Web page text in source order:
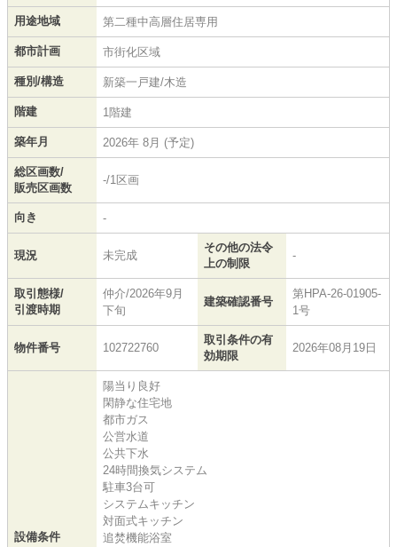
用途地域 第二種中高層住居専用
都市計画 市街化区域
種別/構造 新築一戸建/木造
階建 1階建
築年月 2026年 8月 (予定)
総区画数/
販売区画数
-/1区画
向き -
現況 未完成
その他の法令
上の制限
-
取引態様/
引渡時期
仲介/2026年9月
下旬
建築確認番号
第HPA-26-01905-
1号
物件番号 102722760
取引条件の有
効期限
2026年08月19日
設備条件
陽当り良好
閑静な住宅地
都市ガス
公営水道
公共下水
24時間換気システム
駐車3台可
システムキッチン
対面式キッチン
追焚機能浴室